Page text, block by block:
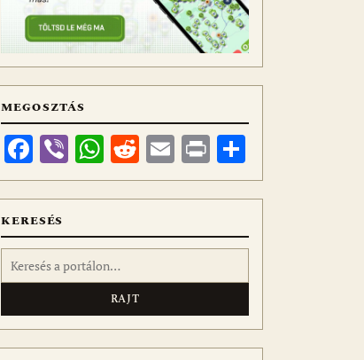
MEGOSZTÁS
Facebook
ViberWhatsApp
Reddit
Email
Print
meg
KERESÉS
Keresés: